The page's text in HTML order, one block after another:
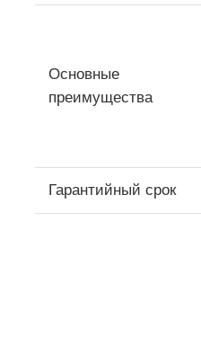
Многослойная
Линия производства
линия экструзии
Линия по
Основные
преимущества
Гарантийный срок